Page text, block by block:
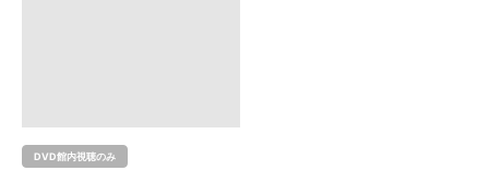
DVD館内視聴のみ